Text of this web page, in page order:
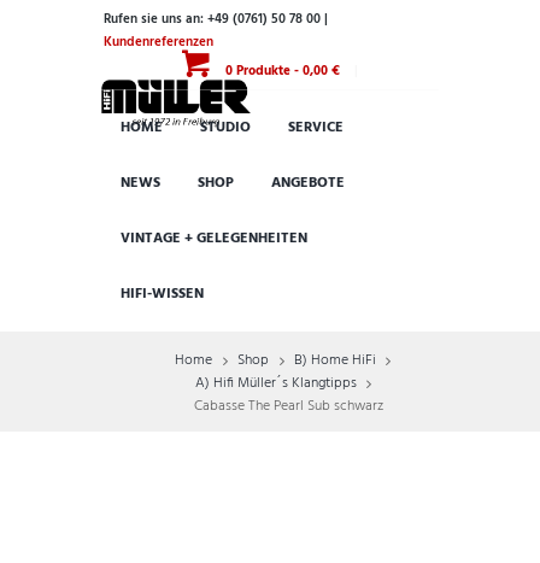
Rufen sie uns an: +49 (0761) 50 78 00 |
Kundenreferenzen
0 Produkte-0,00 €
HOME STUDIO SERVICE
NEWS SHOP ANGEBOTE
VINTAGE + GELEGENHEITEN
HIFI-WISSEN
Home Shop
B) Home HiFi
A) Hifi Müller´s Klangtipps
Cabasse The Pearl Sub schwarz